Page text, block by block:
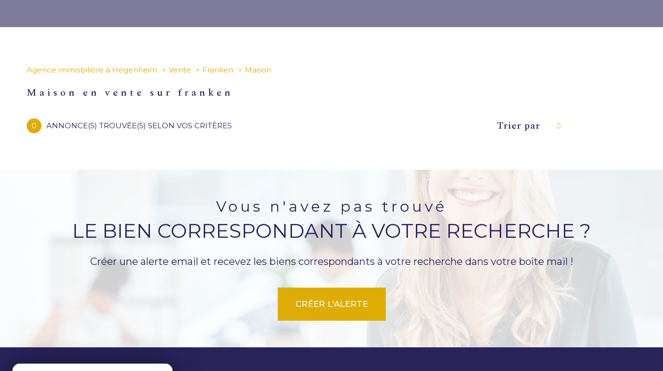
Agence immobilière à Hegenheim Vente Franken Maison
maison en vente sur franken
0 ANNONCE(S) TROUVÉE(S) SELON VOS CRITÈRES Trier par
vous n'avez pas trouvé
LE BIEN CORRESPONDANT À VOTRE RECHERCHE ?
Créer une alerte email et recevez les biens correspondants à votre recherche dans votre boîte mail !
CRÉER L'ALERTE